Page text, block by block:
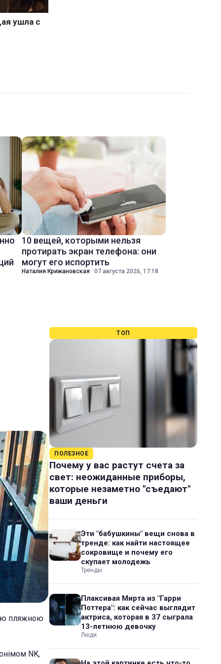
10 вещей, которыми нельзя
протирать экран телефона: они
могут его испортить
Наталия Крижановская · 07 августа 2026, 17:18
пляжною
NK,
ТОП
ПОЛЕЗНОЕ
Почему у вас растут счета за
свет: неожиданные приборы,
которые незаметно "съедают"
ваши деньги
Эти "бабушкины" вещи снова в
тренде: как найти настоящее
сокровище и почему его
скупает молодежь
Тренды
Плаксивая Мирта из "Гарри
Поттера": как сейчас выглядит
актриса, которая в 37 сыграла
13-летнюю девочку
Люди